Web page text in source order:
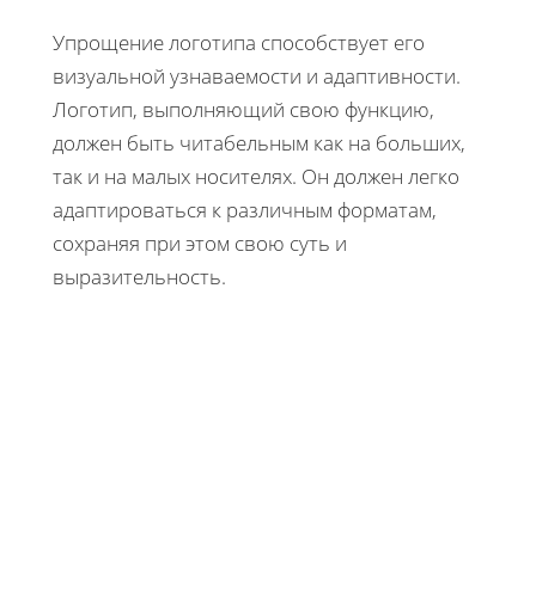
Упрощение логотипа способствует его
визуальной узнаваемости и адаптивности.
Логотип, выполняющий свою функцию,
должен быть читабельным как на больших,
так и на малых носителях. Он должен легко
адаптироваться к различным форматам,
сохраняя при этом свою суть и
выразительность.